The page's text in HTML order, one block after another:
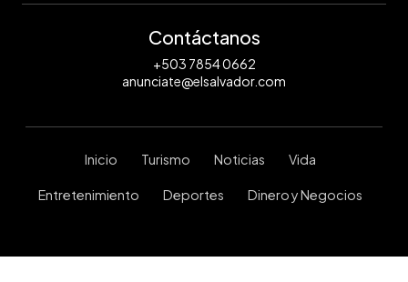
Contáctanos
+503 7854 0662
anunciate@elsalvador.com
Inicio Turismo Noticias Vida
Entretenimiento Deportes Dinero y Negocios